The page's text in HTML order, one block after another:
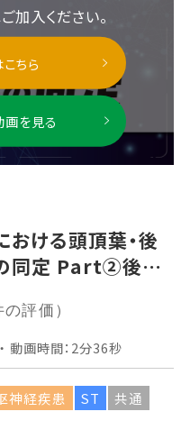
加入ください。
ちら
画を見る
おける頭頂葉・後
同定 Part②後頭
の評価）
動画時間：2分36秒
神経疾患 ST
共通